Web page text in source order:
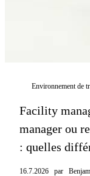
Environnement de
Facility
manager ou
: quelles
16.7.2026 par